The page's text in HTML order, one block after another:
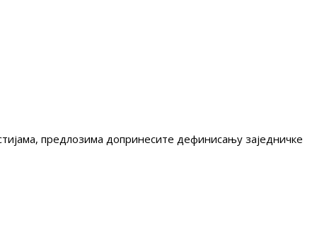
предлозима допринесите дефинисању заједничке